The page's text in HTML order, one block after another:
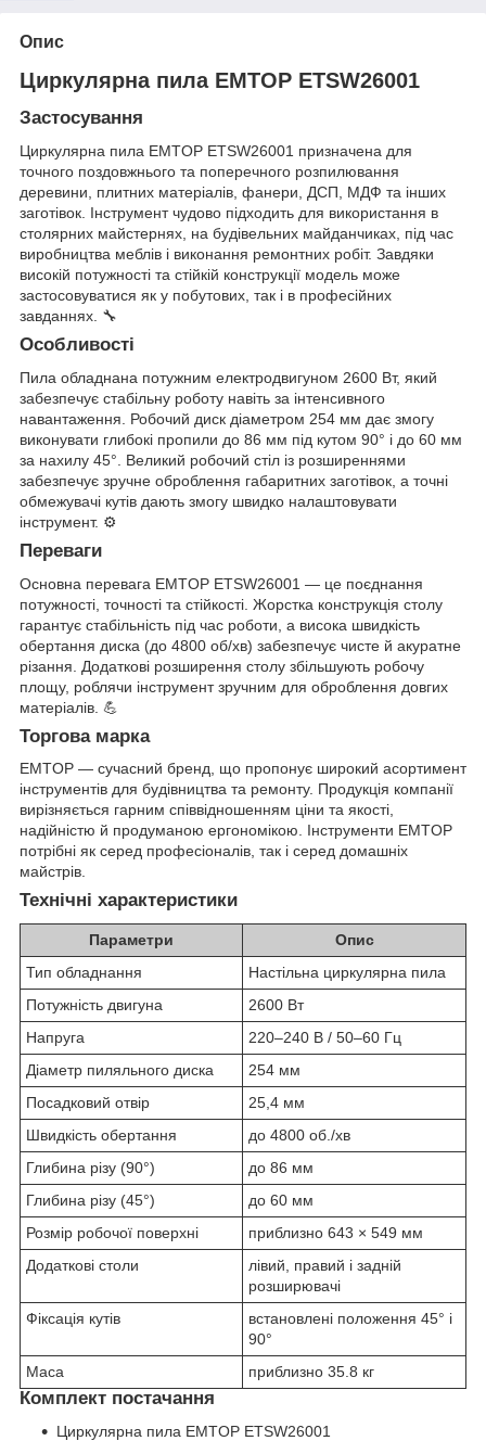
Опис
Циркулярна пила EMTOP ETSW26001
Застосування
Циркулярна пила EMTOP ETSW26001 призначена для
точного поздовжнього та поперечного розпилювання
деревини, плитних матеріалів, фанери, ДСП, МДФ та інших
заготівок. Інструмент чудово підходить для використання в
столярних майстернях, на будівельних майданчиках, під час
виробництва меблів і виконання ремонтних робіт. Завдяки
високій потужності та стійкій конструкції модель може
застосовуватися як у побутових, так і в професійних
завданнях. 🔧
Особливості
Пила обладнана потужним електродвигуном 2600 Вт, який
забезпечує стабільну роботу навіть за інтенсивного
навантаження. Робочий диск діаметром 254 мм дає змогу
виконувати глибокі пропили до 86 мм під кутом 90° і до 60 мм
за нахилу 45°. Великий робочий стіл із розширеннями
забезпечує зручне оброблення габаритних заготівок, а точні
обмежувачі кутів дають змогу швидко налаштовувати
інструмент. ⚙️
Переваги
Основна перевага EMTOP ETSW26001 — це поєднання
потужності, точності та стійкості. Жорстка конструкція столу
гарантує стабільність під час роботи, а висока швидкість
обертання диска (до 4800 об/хв) забезпечує чисте й акуратне
різання. Додаткові розширення столу збільшують робочу
площу, роблячи інструмент зручним для оброблення довгих
матеріалів. 💪
Торгова марка
EMTOP — сучасний бренд, що пропонує широкий асортимент
інструментів для будівництва та ремонту. Продукція компанії
вирізняється гарним співвідношенням ціни та якості,
надійністю й продуманою ергономікою. Інструменти EMTOP
потрібні як серед професіоналів, так і серед домашніх
майстрів.
Технічні характеристики
Параметри
Опис
Тип обладнання
Настільна циркулярна пила
Потужність двигуна
2600 Вт
Напруга
220–240 В / 50–60 Гц
Діаметр пиляльного диска
254 мм
Посадковий отвір
25,4 мм
Швидкість обертання
до 4800 об./хв
Глибина різу (90°)
до 86 мм
Глибина різу (45°)
до 60 мм
Розмір робочої поверхні
приблизно 643 × 549 мм
Додаткові столи
лівий, правий і задній
розширювачі
Фіксація кутів
встановлені положення 45° і
90°
Маса
приблизно 35.8 кг
Комплект постачання
Циркулярна пила EMTOP ETSW26001